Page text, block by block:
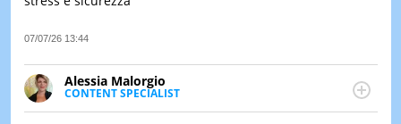
IERI
07/07/26 13:44
Alessia Malorgio
CONTENT SPECIALIST
Ha conseguito un Master in Marketing Management